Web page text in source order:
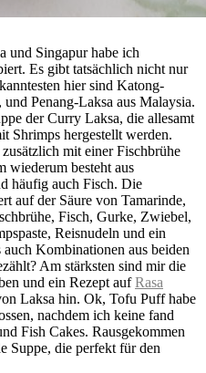
und Singapur habe ich
Es gibt tatsächlich nicht nur
hier sind Katong-
Penang-Laksa aus Malaysia.
der Curry Laksa, die allesamt
Shrimps hergestellt werden.
mit einer Fischbrühe
wiederum besteht aus
häufig auch Fisch. Die
auf der Säure von Tamarinde,
Fisch, Gurke, Zwiebel,
Reisnudeln und ein
Kombinationen aus beiden
Am stärksten sind mir die
und ein Rezept aufRasa
Laksa hin. Ok, Tofu Puff habe
nachdem ich keine fand
Fish Cakes. Rausgekommen
Suppe, die perfekt für den